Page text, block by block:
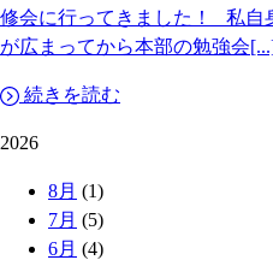
修会に行ってきました！ 私自
が広まってから本部の勉強会
続きを読む
2026
8月 (1)
7月 (5)
6月 (4)